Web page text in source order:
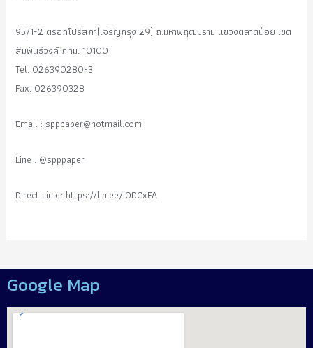
95/1-2 ตรอกโปริสภา(เจริญกรุง 29) ถ.มหาพฤฒมราม แขวงตลาดน้อย เขต
สัมพันธืวงค์ กทม. 10100
Tel. 026390280-3
Fax. 026390328
Email : spppaper@hotmail.com
Line : @spppaper
Direct Link : https://lin.ee/i0DCxFA
Google Map